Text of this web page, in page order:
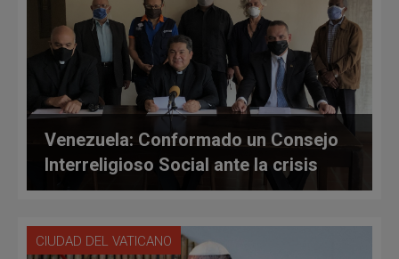
Venezuela: Conformado un Consejo
Interreligioso Social ante la crisis
CIUDAD DEL VATICANO